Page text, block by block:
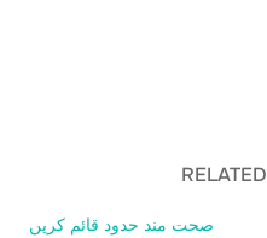
RELATED
صحت مند حدود قائم کریں